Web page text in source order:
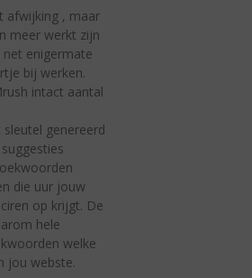
afwijking , maar
meer werkt zijn
enigermate
bij werken.
intact aantal
genereerd
die uur jouw
op krijgt. De
hele
welke
jou webste.